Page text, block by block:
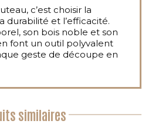
c’est choisir la
durabilité et l’efficacité.
son bois noble et son
font un outil polyvalent
geste de découpe en
similaires